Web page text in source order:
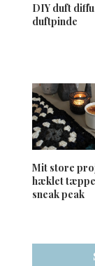
DIY duft
duftpinde
Mit store
hæklet
sneak peak